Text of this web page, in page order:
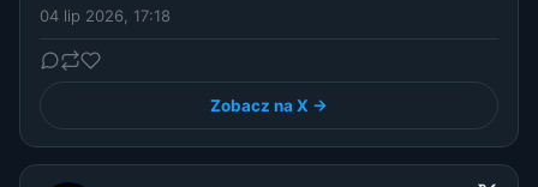
04 lip 2026, 17:18
Zobacz na X →